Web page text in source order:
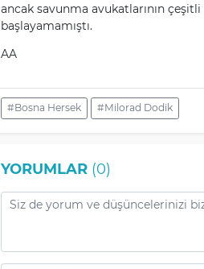
ancak savunma avukatlarının
başlayamamıştı.
AA
#Bosna Hersek #Milorad Dodik
YORUMLAR(0)